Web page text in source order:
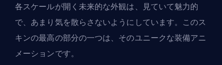
各スケールが開く未来的な外観は、見ていて魅力的
で、あまり気を散らさないようにしています。このス
キンの最高の部分の一つは、そのユニークな装備アニ
メーションです。